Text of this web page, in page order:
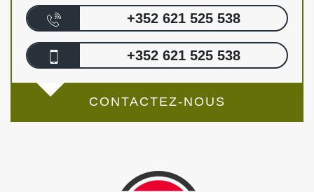
+352 621 525 538
+352 621 525 538
CONTACTEZ-NOUS